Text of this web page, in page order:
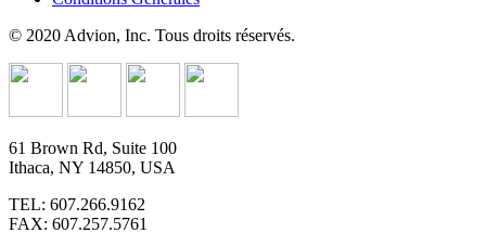
© 2020 Advion, Inc. Tous droits réservés.
61 Brown Rd, Suite 100
Ithaca, NY 14850, USA
TEL: 607.266.9162
FAX: 607.257.5761